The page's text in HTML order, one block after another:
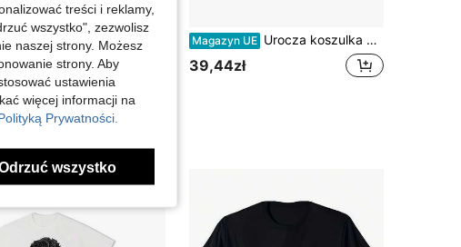
UE Męski T-shirt z krótkim rękawem\Nowość wiosna/lato 2026\Miękka i przewiewna koszulka na co dzień, odpowiednia na każdą porę roku, swobodny styl, idealna na lato, nadruk, lekki materiał, niezbędny na imprezy. Magazyn UE Urocza koszulka z nadrukiem w stylu kreskówkowym, miękka bawełniana bluzka z okrągłym dekoltem, klasyczny letni top w stylu preppy.
39,44zł
treści i reklamy,
wszystko", zezwolisz
naszej strony. Możesz
strony. Aby
ustawienia
więcej informacji na
Prywatności.
wszystko